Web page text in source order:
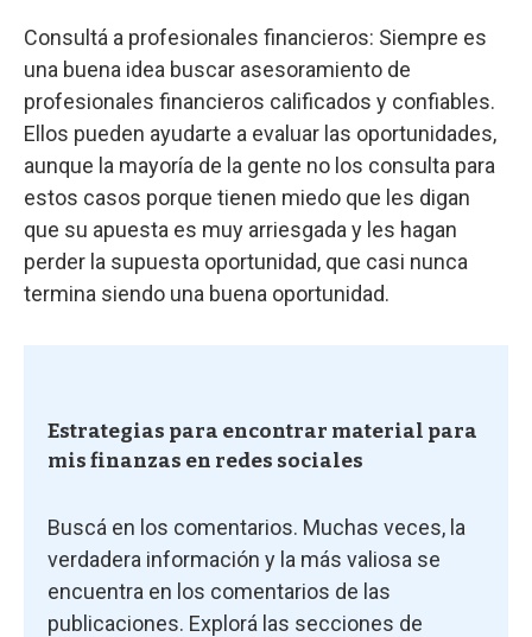
Consultá a profesionales financieros: Siempre es
una buena idea buscar asesoramiento de
profesionales financieros calificados y confiables.
Ellos pueden ayudarte a evaluar las oportunidades,
aunque la mayoría de la gente no los consulta para
estos casos porque tienen miedo que les digan
que su apuesta es muy arriesgada y les hagan
perder la supuesta oportunidad, que casi nunca
termina siendo una buena oportunidad.
Estrategias para encontrar material para
mis finanzas en redes sociales
Buscá en los comentarios. Muchas veces, la
verdadera información y la más valiosa se
encuentra en los comentarios de las
publicaciones. Explorá las secciones de